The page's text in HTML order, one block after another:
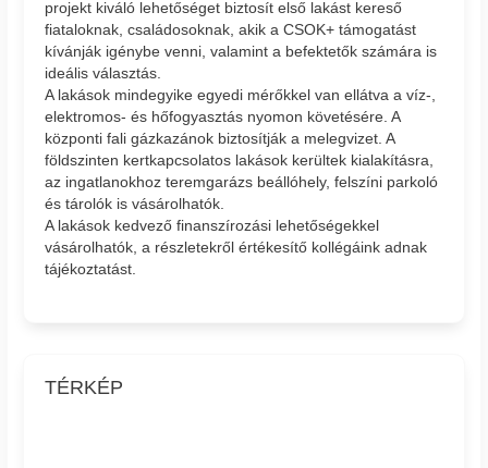
projekt kiváló lehetőséget biztosít első lakást kereső
fiataloknak, családosoknak, akik a CSOK+ támogatást
kívánják igénybe venni, valamint a befektetők számára is
ideális választás.
A lakások mindegyike egyedi mérőkkel van ellátva a víz-,
elektromos- és hőfogyasztás nyomon követésére. A
központi fali gázkazánok biztosítják a melegvizet. A
földszinten kertkapcsolatos lakások kerültek kialakításra,
az ingatlanokhoz teremgarázs beállóhely, felszíni parkoló
és tárolók is vásárolhatók.
A lakások kedvező finanszírozási lehetőségekkel
vásárolhatók, a részletekről értékesítő kollégáink adnak
tájékoztatást.
TÉRKÉP